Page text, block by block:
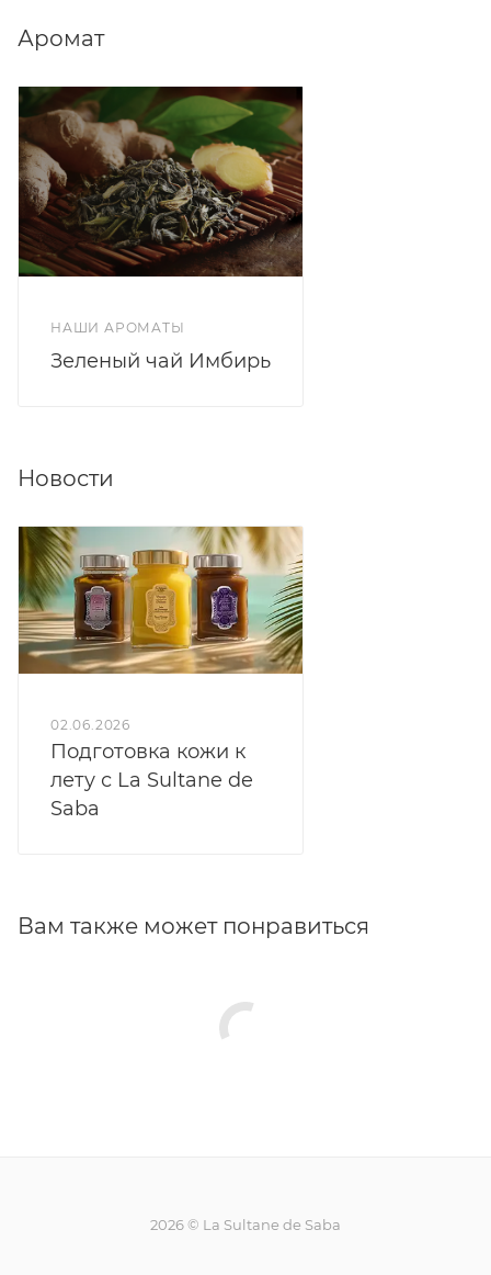
Аромат
НАШИ АРОМАТЫ
Зеленый чай Имбирь
Новости
02.06.2026
Подготовка кожи к
лету с La Sultane de
Saba
Вам также может понравиться
2026 © La Sultane de Saba